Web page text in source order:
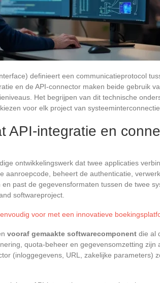
definieert een communicatieprotocol
en de API-connector maken beide gebruik
Het begrijpen van dit technische
voor elk project van systeeminterconnectie.
API-integratie en
ontwikkelingswerk dat twee applicaties
aanroepcode, beheert de authenticatie,
past de gegevensformaten tussen de twee
softwareproject.
voor met een innovatieve
vooraf gemaakte softwarecomponent die al
quota-beheer en gegevensomzetting zijn
(inloggegevens, URL, zakelijke parameters)